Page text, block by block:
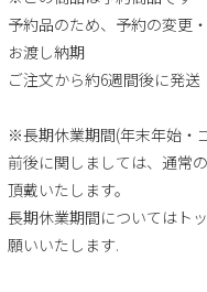
予約品のため、予約の変更
お渡し納期
ご注文から約6週間後に発送
※長期休業期間(年末年始・
前後に関しましては、通常
頂戴いたします。
長期休業期間についてはト
願いいたします.